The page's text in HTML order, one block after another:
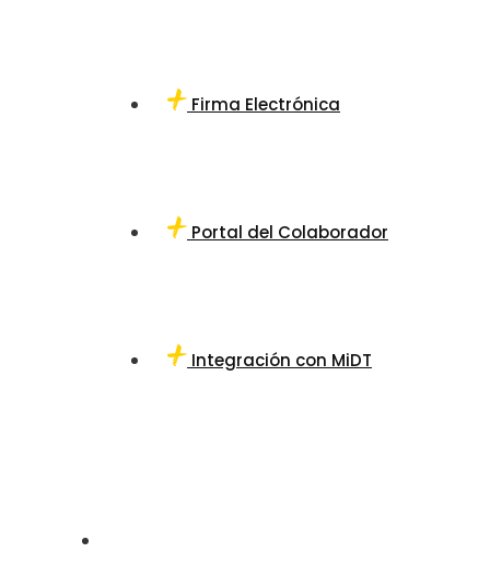
Firma Electrónica
Portal del Colaborador
Integración con MiDT